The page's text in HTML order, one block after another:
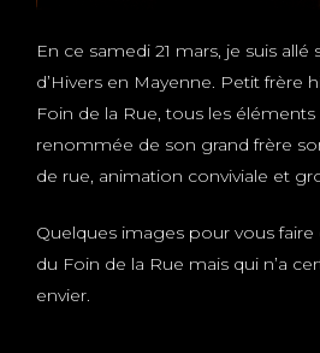
En ce samedi 21 mars, je suis allé
d’Hivers en Mayenne. Petit frère
Foin de la Rue, tous les éléments
renommée de son grand frère
de rue, animation conviviale et
Quelques images pour vous
du Foin de la Rue mais qui n’a
envier.